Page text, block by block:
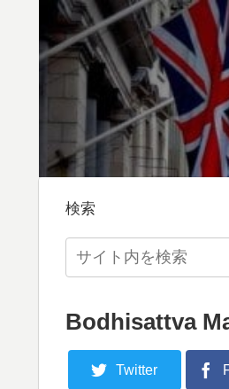
検索
Bodhisattva
Twitter